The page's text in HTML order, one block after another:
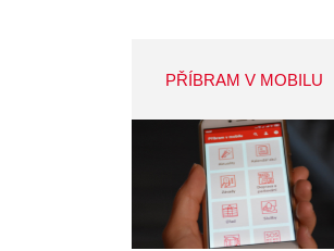
PŘÍBRAM V MOBILU